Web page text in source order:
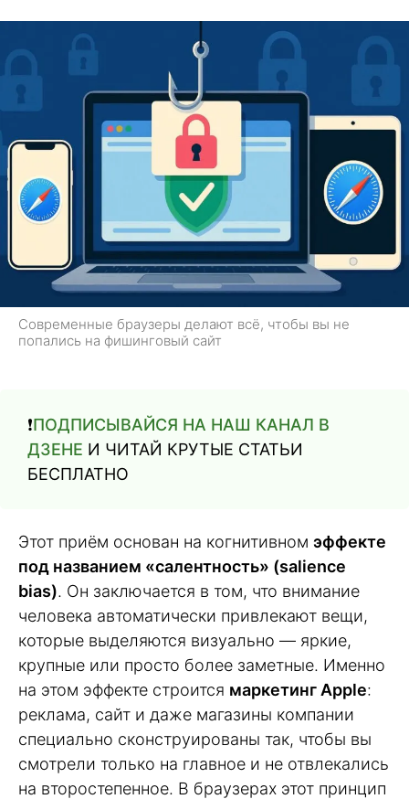
Современные браузеры делают всё, чтобы вы не
попались на фишинговый сайт
❗️ПОДПИСЫВАЙСЯ НА НАШ КАНАЛ В
ДЗЕНЕ И ЧИТАЙ КРУТЫЕ СТАТЬИ
БЕСПЛАТНО
Этот приём основан на когнитивном эффекте
под названием «салентность» (salience
bias). Он заключается в том, что внимание
человека автоматически привлекают вещи,
которые выделяются визуально — яркие,
крупные или просто более заметные. Именно
на этом эффекте строится маркетинг Apple:
реклама, сайт и даже магазины компании
специально сконструированы так, чтобы вы
смотрели только на главное и не отвлекались
на второстепенное. В браузерах этот принцип